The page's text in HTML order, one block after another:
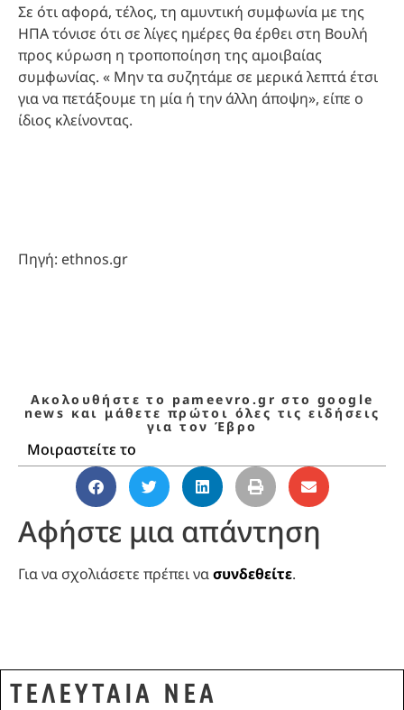
Σε ότι αφορά, τέλος, τη αμυντική συμφωνία με της
ΗΠΑ τόνισε ότι σε λίγες ημέρες θα έρθει στη Βουλή
προς κύρωση η τροποποίηση της αμοιβαίας
συμφωνίας. « Μην τα συζητάμε σε μερικά λεπτά έτσι
για να πετάξουμε τη μία ή την άλλη άποψη», είπε ο
ίδιος κλείνοντας.
Πηγή: ethnos.gr
Ακολουθήστε το pameevro.gr στο google
news και μάθετε πρώτοι όλες τις ειδήσεις
για τον Έβρο
Μοιραστείτε το
Αφήστε μια απάντηση
Για να σχολιάσετε πρέπει νασυνδεθείτε.
ΤΕΛΕΥΤΑΙΑ ΝΕΑ